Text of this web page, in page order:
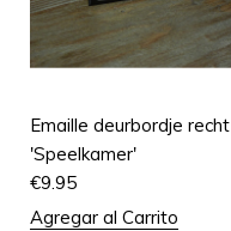
Emaille deurbordje recht
'Speelkamer'
€9.95
Agregar al Carrito